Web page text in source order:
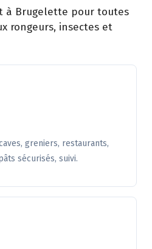
à Brugelette pour toutes
rongeurs, insectes et
greniers, restaurants,
sécurisés, suivi.